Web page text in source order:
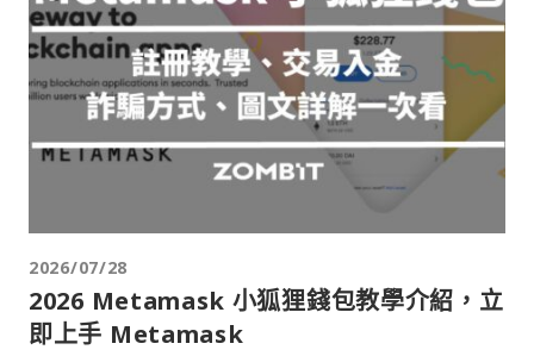
2026/07/28
2026 Metamask 小狐狸錢包教學介紹，立
即上手 Metamask